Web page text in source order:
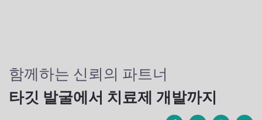
함께하는 신뢰의 파트너
타깃 발굴에서 치료제 개발까지